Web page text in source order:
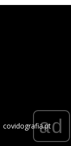
covidografia.ptad